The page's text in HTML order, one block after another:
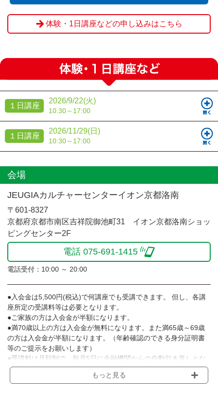
※申込締切を過ぎてからのお客様都合によるご欠席・キ
ャンセルの場合、ご返金は致しかねます。
体験・1日講座などの申し込みはこちら
１日講座
2026/9/22(火)
10:30～17:00
１日講座
2026/11/29(日)
10:30～17:00
会場
JEUGIAカルチャーセンターイオン京都洛南
〒601-8327
京都府京都市南区吉祥院御池町31 イオン京都洛南ショッ
ピングセンター2F
電話 075-691-1415
電話受付：10:00 ～ 20:00
●入会金は5,500円(税込)で何講座でも受講できます。 但し、各講
座所定の受講料等は必要となります。
●ご家族の方は入会金が半額になります。
●満70歳以上の方は入会金が無料になります。また満65歳～69歳
の方は入会金が半額になります。（年齢確認のできる身分証明書
等のご提示をお願いします）
●受講料は月額制で、毎月5日に金融機関からの自動引き落しとな
ります。
※講座によってはお支払い方法が異なる場合がありますのでご確認
もっと見る